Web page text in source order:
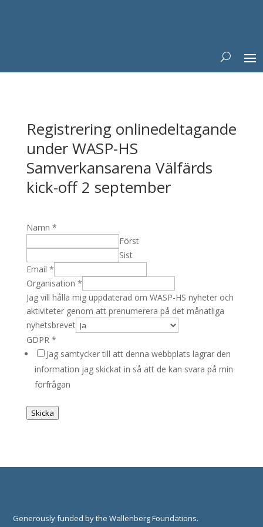
Registrering onlinedeltagande
under WASP-HS
Samverkansarena Välfärds
kick-off 2 september
Namn *
Först
Sist
Email *
Organisation *
Jag vill hålla mig uppdaterad om WASP-HS nyheter och
aktiviteter genom att prenumerera på det månatliga
nyhetsbrevet
GDPR *
Jag samtycker till att denna webbplats lagrar den
information jag skickat in så att de kan svara på min
förfrågan
Skicka
Generously funded by the Wallenberg Foundations.